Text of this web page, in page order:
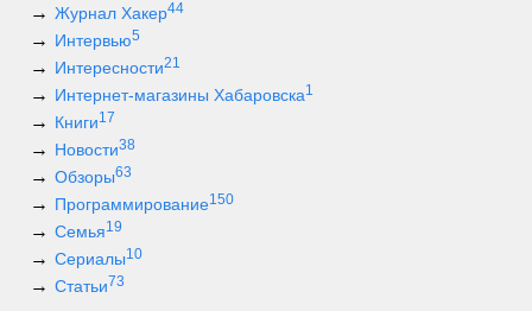
Журнал Хакер44
Интервью5
Интересности21
Интернет-магазины Хабаровска1
Книги17
Новости38
Обзоры63
Программирование150
Семья19
Сериалы10
Статьи 73